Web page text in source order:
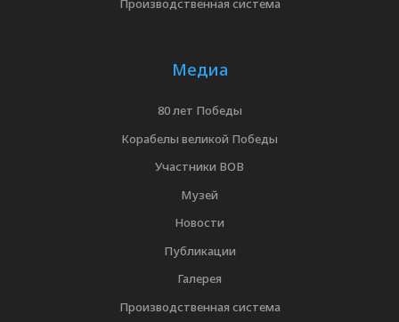
Производственная система
Медиа
80 лет Победы
Корабелы великой Победы
Участники ВОВ
Музей
Новости
Публикации
Галерея
Производственная система